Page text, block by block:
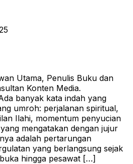
Utama, Penulis Buku dan
Konten Media.
banyak kata indah yang
umroh: perjalanan spiritual,
Ilahi, momentum penyucian
mengatakan dengan jujur
adalah pertarungan
yang berlangsung sejak
hingga pesawat […]